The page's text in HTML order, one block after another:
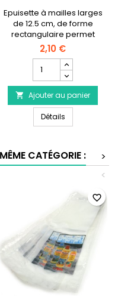
25cm
Epuisette à mailles larges
de 12.5 cm, de forme
rectangulaire permet
d'attraper facilement les
poissons ou les crevettes
dans les recoins de
l'aquarium.
2,10 €
quantité
du
produit
AQUA
NOVA
Épuisette
 Ajouter au panier
DétailsAQUA NOVA
CATÉGORIE :
>
<
favorite_border